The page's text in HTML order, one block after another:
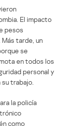
El impacto
pesos
tarde, un
se
en todos los
personal y
trabajo.
la policía
como